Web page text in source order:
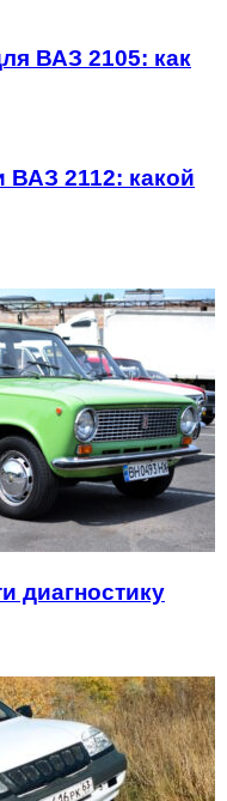
ВАЗ 2105: как
ВАЗ 2112: какой
диагностику